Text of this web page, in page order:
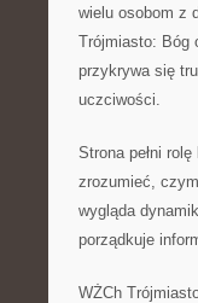
wielu osobom z
Trójmiasto: Bóg
przykrywa się
uczciwości.
Strona pełni
zrozumieć,
wygląda
porządkuje
WŻCh